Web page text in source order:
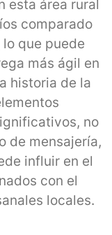
esta área rural
comparado
que puede
más ágil en
historia de la
no
de mensajería,
influir en el
con el
locales.